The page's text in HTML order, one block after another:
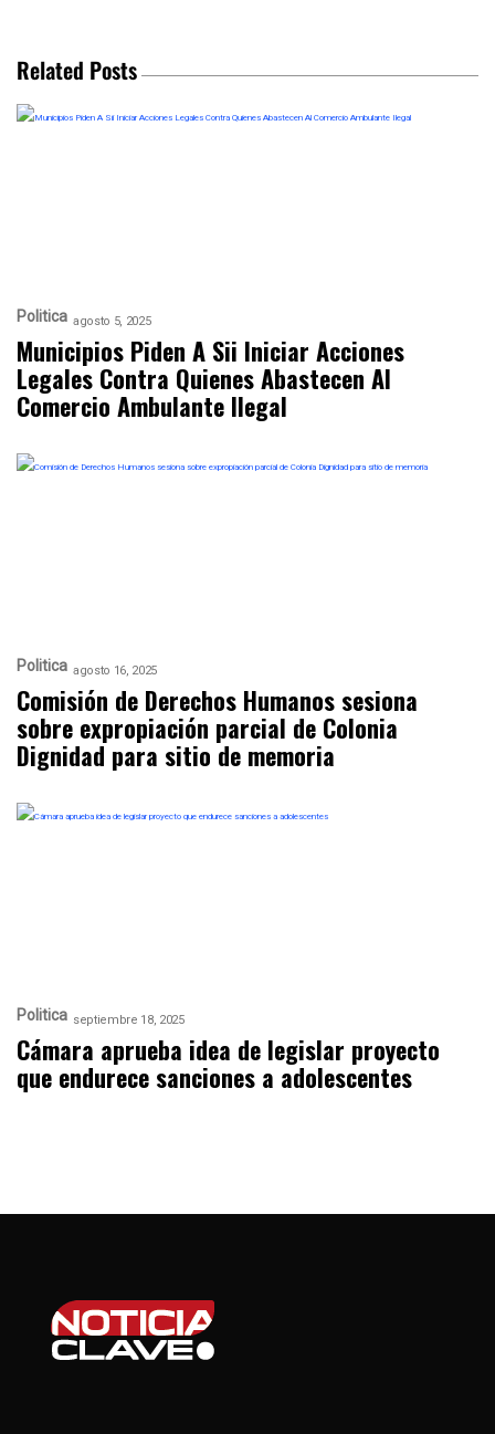
Related Posts
Politica agosto 5, 2025
Municipios Piden A Sii Iniciar Acciones
Legales Contra Quienes Abastecen Al
Comercio Ambulante Ilegal
Politica agosto 16, 2025
Comisión de Derechos Humanos sesiona
sobre expropiación parcial de Colonia
Dignidad para sitio de memoria
Politica septiembre 18, 2025
Cámara aprueba idea de legislar proyecto
que endurece sanciones a adolescentes